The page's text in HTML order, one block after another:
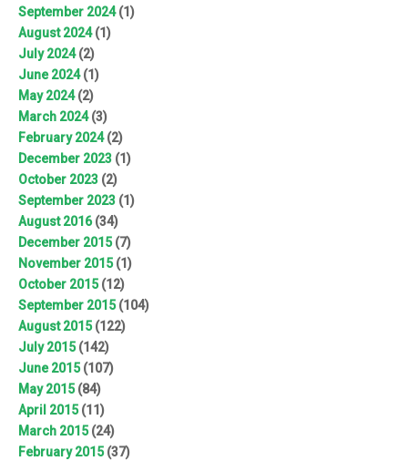
September 2024(1)
August 2024(1)
July 2024(2)
June 2024(1)
May 2024(2)
March 2024(3)
February 2024(2)
December 2023 (1)
October 2023 (2)
September 2023 (1)
August 2016(34)
December 2015(7)
November 2015(1)
October 2015(12)
September 2015(104)
August 2015(122)
July 2015(142)
June 2015(107)
May 2015(84)
April 2015(11)
March 2015(24)
February 2015(37)